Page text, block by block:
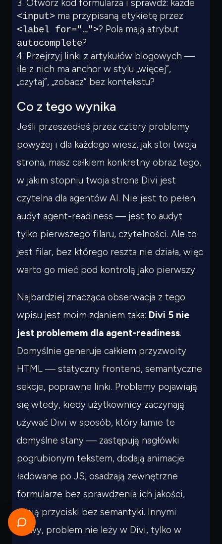
Otwórz kod formularza i sprawdź: każde
<input> ma przypisaną etykietę przez
<label for="…">? Pola mają atrybut
autocomplete?
Przejrzyj linki z artykułów blogowych —
ile z nich ma anchor w stylu „więcej”,
„czytaj”, „zobacz” bez kontekstu?
Co z tego wynika
Jeśli przeszedłeś przez cztery problemy
powyżej i dla każdego wiesz, jak stoi twoja
strona, masz całkiem konkretny obraz tego,
w jakim stopniu twoja strona Divi jest
czytelna dla agentów AI. Nie jest to pełen
audyt agent-readiness — jest to audyt
tylko pierwszego filaru, czytelności. Ale to
jest filar, bez którego reszta nie działa, więc
warto go mieć pod kontrolą jako pierwszy.
Najbardziej znacząca obserwacja z tego
wpisu jest moim zdaniem taka: Divi 5 nie
jest problemem dla agent-readiness.
Domyślnie generuje całkiem przyzwoity
HTML — statyczny frontend, semantyczne
sekcje, poprawne linki. Problemy pojawiają
się wtedy, kiedy użytkownicy zaczynają
używać Divi w sposób, który łamie te
domyślne stany — zastępują nagłówki
pogrubionym tekstem, dodają animacje
ładowane po JS, osadzają zewnętrzne
formularze bez sprawdzenia ich jakości,
robią przyciski bez semantyki. Innymi
słowy, problem nie leży w Divi, tylko w